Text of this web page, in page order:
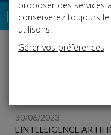
Dépêches
Liste des dernières
30/06/2023
L'INTELLIGENCE
proposer des services
conserverez toujours
utilisons.
Gérer vos préférences